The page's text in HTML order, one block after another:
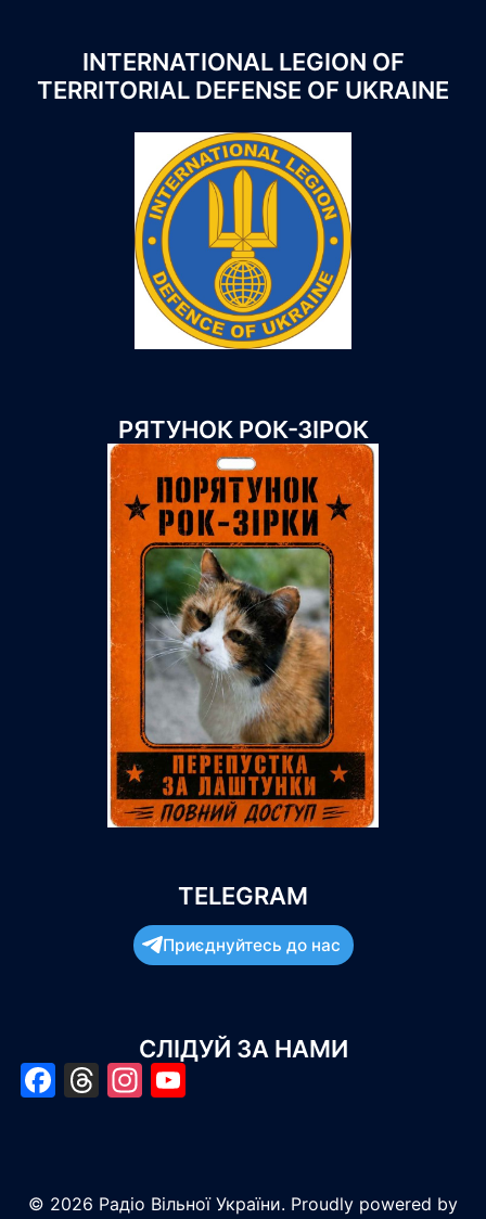
INTERNATIONAL LEGION OF
TERRITORIAL DEFENSE OF UKRAINE
РЯТУНОК РОК-ЗІРОК
TELEGRAM
Приєднуйтесь до нас
СЛІДУЙ ЗА НАМИ
Facebook
Threads
Instagram
© 2026 Радіо Вільної України. Proudly powered by